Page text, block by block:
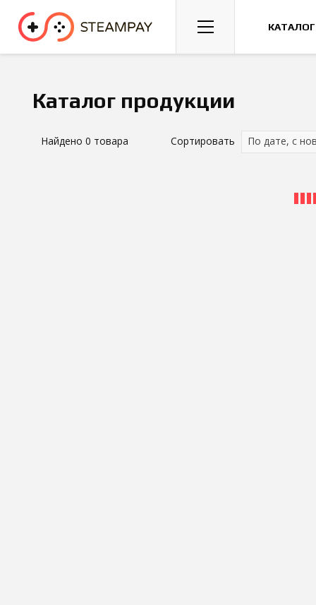
Спорт Гонки Казуальные
Каталог продукции
Найдено 0 товара Сортировать По дате, с